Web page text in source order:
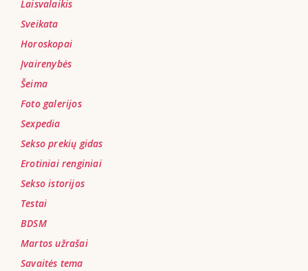
Laisvalaikis
Sveikata
Horoskopai
Įvairenybės
Šeima
Foto galerijos
Sexpedia
Sekso prekių gidas
Erotiniai renginiai
Sekso istorijos
Testai
BDSM
Martos užrašai
Savaitės tema